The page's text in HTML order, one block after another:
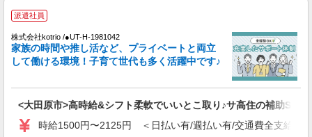
派遣社員
株式会社kotrio /●UT-H-1875970
デイサービスSTAFF＊日払いOK！推し活の軍
資金も即ゲット◎
時給1500円〜2125円 ＜日払い有/週払い有/交
大田原市
派遣社員
株式会社kotrio /●UT-H-1981042
家族の時間や推し活など、プライベートと両立
して働ける環境！子育て世代も多く活躍中です♪
<大田原市>高時給&シフト柔軟でいいとこ取り♪サ高住の補助
時給1500円〜2125円 ＜日払い有/週払い有/交通費全支給(ガ